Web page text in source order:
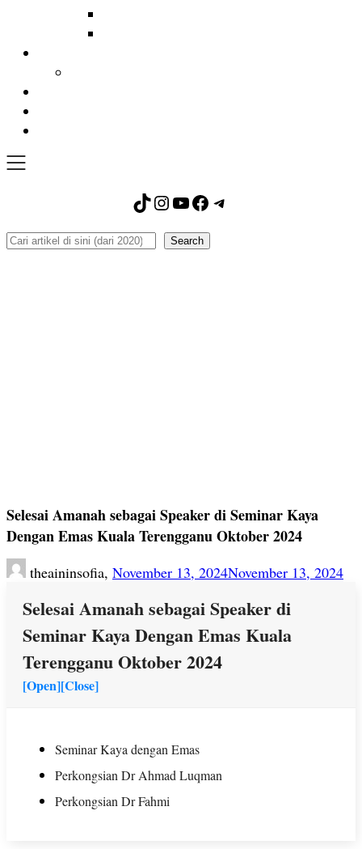
TikTok
Instagram
YouTube
Facebook
Telegram
Search Search
Selesai Amanah sebagai Speaker di Seminar Kaya
Dengan Emas Kuala Terengganu Oktober 2024
theaininsofia, November 13, 2024November 13, 2024
Selesai Amanah sebagai Speaker di
Seminar Kaya Dengan Emas Kuala
Terengganu Oktober 2024
[Open][Close]
Seminar Kaya dengan Emas
Perkongsian Dr Ahmad Luqman
Perkongsian Dr Fahmi